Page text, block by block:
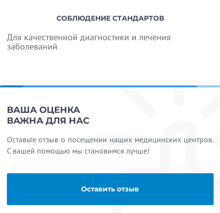
СОБЛЮДЕНИЕ СТАНДАРТОВ
Для качественной диагностики и лечения
заболеваний
ВАША ОЦЕНКА
ВАЖНА ДЛЯ НАС
Оставьте отзыв о посещении наших медицинских центров.
С вашей помощью мы становимся лучше!
Оставить отзыв